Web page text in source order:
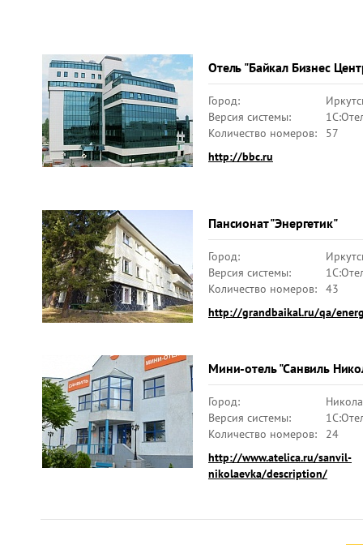
Отель "Байкал Бизнес
Город:
Версия системы:
Количество номеров:
57
http://bbc.ru
Пансионат "Энергетик"
Город:
Версия системы:
Количество номеров:
43
http://grandbaikal.ru/qa/
Мини-отель "Санвиль
Город:
Версия системы:
Количество номеров:
24
http://www.atelica.ru/sanvil-
nikolaevka/description/